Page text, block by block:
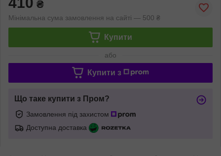
₴
Мінімальна сума замовлення на сайті — 500 ₴
Купити
або
Купити з
Що таке купити з Пром?
Замовлення під захистом
Доступна доставка